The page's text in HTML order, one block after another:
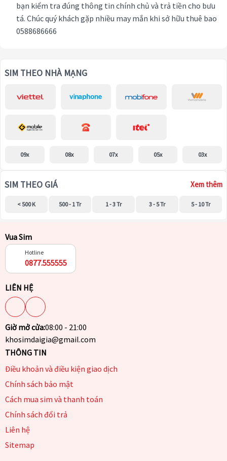
bạn kiểm tra đúng thông tin chính chủ và trả tiền cho bưu
tá. Chúc quý khách gặp nhiều may mắn khi sở hữu thuê bao
0588686666
SIM THEO NHÀ MẠNG
09x 08x 07x 05x 03x
SIM THEO GIÁ Xem thêm
< 500 K 500 - 1 Tr 1 - 3 Tr 3 - 5 Tr 5 - 10 Tr
Vua Sim
Hotline
0877.555555
LIÊN HỆ
Giờ mở cửa:08:00 - 21:00
khosimdaigia@gmail.com
THÔNG TIN
Điều khoản và điều kiện giao dịch
Chính sách bảo mật
Cách mua sim và thanh toán
Chính sách đổi trả
Liên hệ
Sitemap